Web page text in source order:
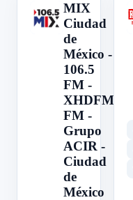
M
MIX
Ciudad
de
México -
106.5
FM -
XHDFM-
FM -
Grupo
ACIR -
Ciudad
de
México